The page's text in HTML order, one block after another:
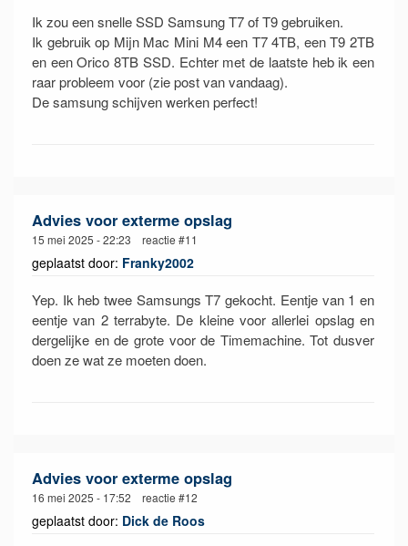
Ik zou een snelle SSD Samsung T7 of T9 gebruiken.
Ik gebruik op Mijn Mac Mini M4 een T7 4TB, een T9 2TB
en een Orico 8TB SSD. Echter met de laatste heb ik een
raar probleem voor (zie post van vandaag).
De samsung schijven werken perfect!
Advies voor exterme opslag
15 mei 2025 - 22:23 reactie #11
geplaatst door: Franky2002
Yep. Ik heb twee Samsungs T7 gekocht. Eentje van 1 en
eentje van 2 terrabyte. De kleine voor allerlei opslag en
dergelijke en de grote voor de Timemachine. Tot dusver
doen ze wat ze moeten doen.
Advies voor exterme opslag
16 mei 2025 - 17:52 reactie #12
geplaatst door: Dick de Roos